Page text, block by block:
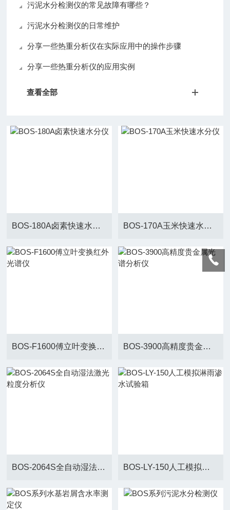
污泥水分检测仪的常见故障有哪些？
污泥水分检测仪的日常维护
分享一些热重分析仪在实际应用中的操作步骤
分享一些热重分析仪的应用实例
查看全部
BOS-180A卤素快速水分仪 BOS-170A玉米快速水分仪
BOS-F1600傅立叶变换红外光谱仪 BOS-3900高精度贵金属光谱分析仪
BOS-2064S全自动湿法激光粒度分析仪 BOS-LY-150人工模拟淋雨渗水试验箱